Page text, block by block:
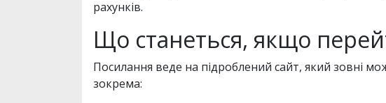
рахунків.
Що станеться, якщо
Посилання веде на підроблений сайт, який зовні
зокрема: